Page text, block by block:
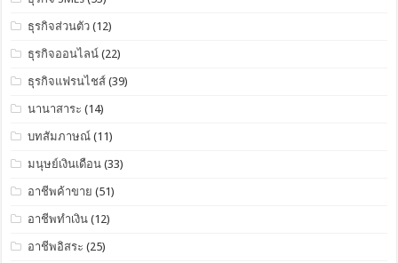
ธุรกิจส่วนตัว (12)
ธุรกิจออนไลน์ (22)
ธุรกิจแฟรนไชส์ (39)
นานาสาระ (14)
บทสัมภาษณ์ (11)
มนุษย์เงินเดือน (33)
อาชีพค้าขาย (51)
อาชีพทำเงิน (12)
อาชีพอิสระ (25)